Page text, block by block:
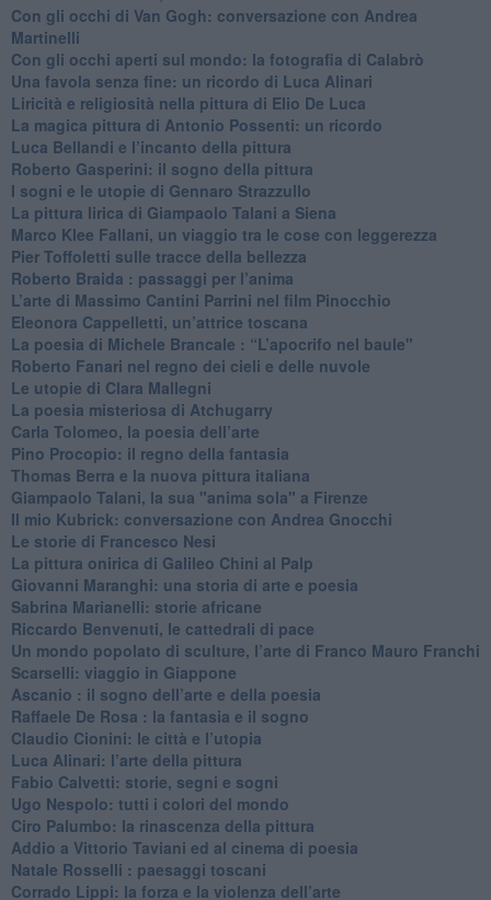
​Con gli occhi di Van Gogh: conversazione con Andrea
Martinelli
​Con gli occhi aperti sul mondo: la fotografia di Calabrò
Una favola senza fine: un ricordo di Luca Alinari
Liricità e religiosità nella pittura di Elio De Luca
La magica pittura di Antonio Possenti: un ricordo
Luca Bellandi e l’incanto della pittura
​Roberto Gasperini: il sogno della pittura
I sogni e le utopie di Gennaro Strazzullo
La pittura lirica di Giampaolo Talani a Siena
​Marco Klee Fallani, un viaggio tra le cose con leggerezza
​Pier Toffoletti sulle tracce della bellezza
​Roberto Braida : passaggi per l’anima
​L’arte di Massimo Cantini Parrini nel film Pinocchio
Eleonora Cappelletti, un’attrice toscana
​La poesia di Michele Brancale : “L’apocrifo nel baule"
Roberto Fanari nel regno dei cieli e delle nuvole
Le utopie di Clara Mallegni
​La poesia misteriosa di Atchugarry
Carla Tolomeo, la poesia dell’arte
Pino Procopio: il regno della fantasia
Thomas Berra e la nuova pittura italiana
Giampaolo Talani, la sua "anima sola" a Firenze
Il mio Kubrick: conversazione con Andrea Gnocchi
Le storie di Francesco Nesi
​La pittura onirica di Galileo Chini al Palp
​Giovanni Maranghi: una storia di arte e poesia
Sabrina Marianelli: storie africane
​Riccardo Benvenuti, le cattedrali di pace
​Un mondo popolato di sculture, l’arte di Franco Mauro Franchi
​Scarselli: viaggio in Giappone
​Ascanio : il sogno dell’arte e della poesia
Raffaele De Rosa : la fantasia e il sogno
​Claudio Cionini: le città e l’utopia
Luca Alinari: l’arte della pittura
​Fabio Calvetti: storie, segni e sogni
Ugo Nespolo: tutti i colori del mondo
​Ciro Palumbo: la rinascenza della pittura
​Addio a Vittorio Taviani ed al cinema di poesia
​Natale Rosselli : paesaggi toscani
​Corrado Lippi: la forza e la violenza dell’arte